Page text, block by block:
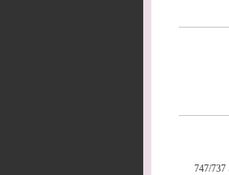
اطلس جت - اسکای و اونور ایر همه در یک سطح قرار دارند و فرقی نمی کنند . تمام هواپیماها یا ایرباس یا بوئینگ 747/737